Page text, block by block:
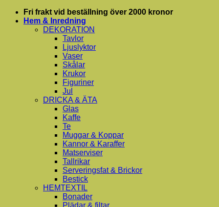
Skip
Fri frakt vid beställning över 2000 kronor
Hem & Inredning
DEKORATION
Tavlor
Ljuslyktor
Vaser
Skålar
Krukor
Figuriner
Jul
DRICKA & ÄTA
Glas
Kaffe
Te
Muggar & Koppar
Kannor & Karaffer
Matserviser
Tallrikar
Serveringsfat & Brickor
Bestick
HEMTEXTIL
Bonader
Plädar & filtar